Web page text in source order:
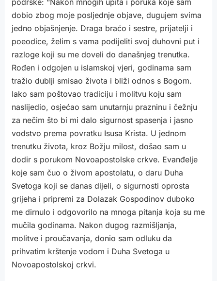
podrške: “Nakon mnogih upita i poruka koje sam
dobio zbog moje posljednje objave, dugujem svima
jedno objašnjenje. Draga braćo i sestre, prijatelji i
poeodice, želim s vama podijeliti svoj duhovni put i
razloge koji su me doveli do današnjeg trenutka.
Rođen i odgojen u islamskoj vjeri, godinama sam
tražio dublji smisao života i bliži odnos s Bogom.
Iako sam poštovao tradiciju i molitvu koju sam
naslijedio, osjećao sam unutarnju prazninu i čežnju
za nečim što bi mi dalo sigurnost spasenja i jasno
vodstvo prema povratku Isusa Krista. U jednom
trenutku života, kroz Božju milost, došao sam u
dodir s porukom Novoapostolske crkve. Evanđelje
koje sam čuo o živom apostolatu, o daru Duha
Svetoga koji se danas dijeli, o sigurnosti oprosta
grijeha i pripremi za Dolazak Gospodinov duboko
me dirnulo i odgovorilo na mnoga pitanja koja su me
mučila godinama. Nakon dugog razmišljanja,
molitve i proučavanja, donio sam odluku da
prihvatim krštenje vodom i Duha Svetoga u
Novoapostolskoj crkvi.